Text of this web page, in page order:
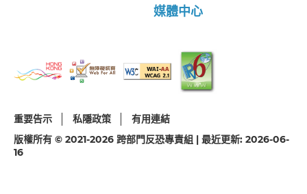
媒體中心
重要告示 私隱政策
有用連結
版權所有 © 2021-2026 跨部門反恐專責組 | 最近更新: 2026-06-
16